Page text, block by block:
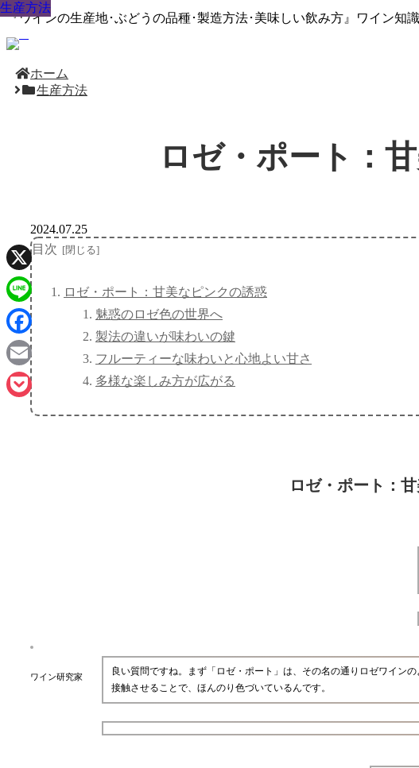
『ワインの生産地･ぶどうの品種･製造方法･美味しい飲み方』ワイン知
ホーム
生産方法
ロゼ・ポート：
生産方法
2024.07.25
目次
ロゼ・ポート：甘美なピンクの誘惑
魅惑のロゼ色の世界へ
製法の違いが味わいの鍵
フルーティーな味わいと心地よい甘さ
多様な楽しみ方が広がる
ロゼ・ポート：
ワイン研究家
良い質問ですね。まず「ロゼ・ポート」は、その名の通りロゼワイン
接触させることで、ほんのり色づいているんです。
生産方法
生産方法
生産方法
生産方法
生産方法
生産方法
生産方法
生産方法
X
Line
Facebook
Email
Pocket